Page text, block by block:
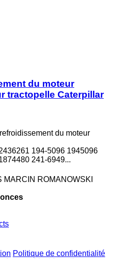
du moteur
tractopelle Caterpillar
du moteur
194-5096 1945096
241-6949...
ROMANOWSKI
Politique de confidentialité